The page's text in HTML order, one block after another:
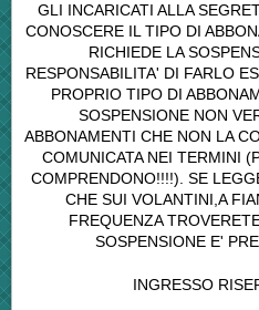
GLI INCARICATI ALLA
CONOSCERE IL TIPO DI
RICHIEDE LA
RESPONSABILITA' DI FARLO
PROPRIO TIPO DI
SOSPENSIONE NON
ABBONAMENTI CHE NON LA
COMUNICATA NEI TERMINI
COMPRENDONO!!!!). SE
CHE SUI VOLANTINI,A
FREQUENZA
SOSPENSIONE E'
INGRESSO